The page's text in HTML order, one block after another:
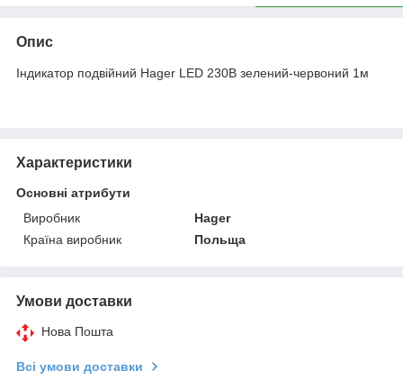
Опис
Індикатор подвійний Hager LED 230В зелений-червоний 1м
Характеристики
Основні атрибути
Виробник
Hager
Країна виробник
Польща
Умови доставки
Нова Пошта
Всі умови доставки